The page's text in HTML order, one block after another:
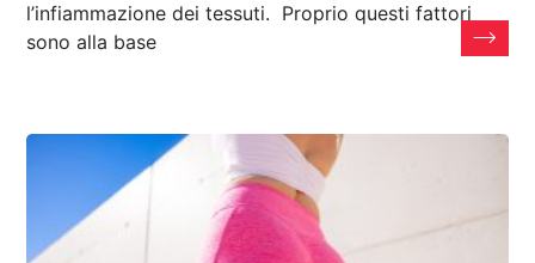
l’infiammazione dei tessuti. Proprio questi fattori
sono alla base